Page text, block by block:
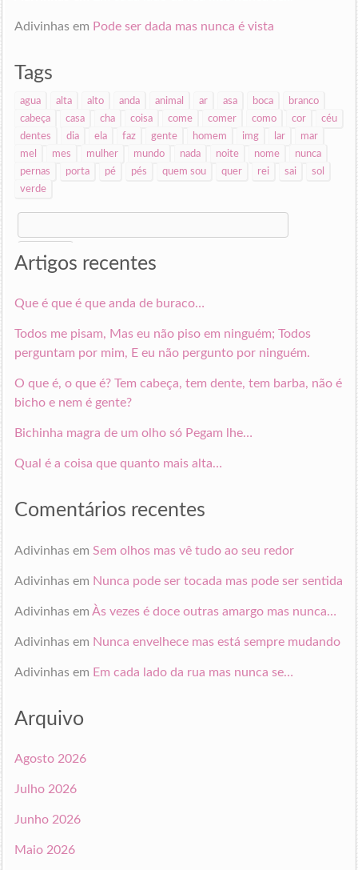
Adivinhasem Pode ser dada mas nunca é vista
Tags
agua alta alto anda animal ar asa boca
branco
cabeça
casa cha coisa come comer como cor
céu
dentes
dia ela faz gente homem img lar
mar
mel
mes mulher mundo nada noite nome
nunca
pernas
porta pé pés quem sou quer rei sai
sol
verde
Search
for:
Artigos recentes
Que é que é que anda de buraco…
Todos me pisam, Mas eu não piso em ninguém; Todos
perguntam por mim, E eu não pergunto por ninguém.
O que é, o que é? Tem cabeça, tem dente, tem barba, não é
bicho e nem é gente?
Bichinha magra de um olho só Pegam lhe…
Qual é a coisa que quanto mais alta…
Comentários recentes
Adivinhasem Sem olhos mas vê tudo ao seu redor
Adivinhasem Nunca pode ser tocada mas pode ser sentida
Adivinhasem Às vezes é doce outras amargo mas nunca…
Adivinhasem Nunca envelhece mas está sempre mudando
Adivinhasem Em cada lado da rua mas nunca se…
Arquivo
Agosto 2026
Julho 2026
Junho 2026
Maio 2026